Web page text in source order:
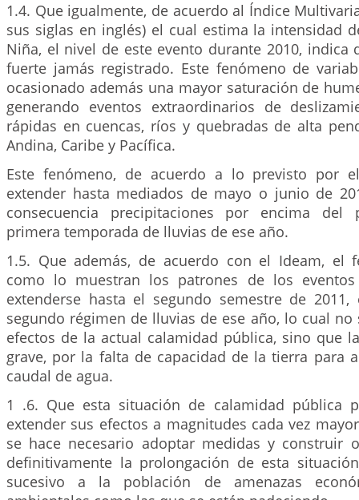
1.4. Que igualmente, de acuerdo al Índice
sus siglas en inglés) el cual estima la intensidad
Niña, el nivel de este evento durante 2010, indica
fuerte jamás registrado. Este fenómeno de
ocasionado además una mayor saturación de
generando eventos extraordinarios de
rápidas en cuencas, ríos y quebradas de alta
Andina, Caribe y Pacífica.
Este fenómeno, de acuerdo a lo previsto por
extender hasta mediados de mayo o junio de
consecuencia precipitaciones por encima del
primera temporada de lluvias de ese año.
1.5. Que además, de acuerdo con el Ideam, el
como lo muestran los patrones de los eventos
extenderse hasta el segundo semestre de
segundo régimen de lluvias de ese año, lo cual
efectos de la actual calamidad pública, sino que
grave, por la falta de capacidad de la tierra para
caudal de agua.
1 .6. Que esta situación de calamidad pública
extender sus efectos a magnitudes cada vez
se hace necesario adoptar medidas y construir
definitivamente la prolongación de esta
sucesivo a la población de amenazas